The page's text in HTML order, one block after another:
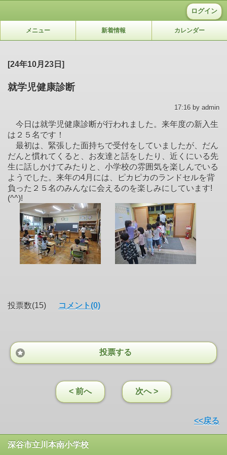
ログイン
メニュー 新着情報 カレンダー
[24年10月23日]
就学児健康診断
17:16 by admin
今日は就学児健康診断が行われました。来年度の新入生
は２５名です！
最初は、緊張した面持ちで受付をしていましたが、だん
だんと慣れてくると、お友達と話をしたり、近くにいる先
生に話しかけてみたりと、小学校の雰囲気を楽しんでいる
ようでした。来年の4月には、ピカピカのランドセルを背
負った２５名のみんなに会えるのを楽しみにしています!
(^^)!
投票数(15) コメント(0)
投票する
< 前へ 次へ >
<<戻る
深谷市立川本南小学校